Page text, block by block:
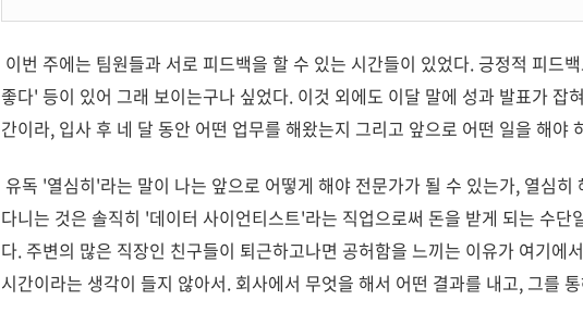
이번 주에는 팀원들과 서로 피드백을 할 수 있는 시간들이 있었다. 긍정적 피드
좋다' 등이 있어 그래 보이는구나 싶었다. 이것 외에도 이달 말에 성과 발표가
간이라, 입사 후 네 달 동안 어떤 업무를 해왔는지 그리고 앞으로 어떤 일을 해야
유독 '열심히'라는 말이 나는 앞으로 어떻게 해야 전문가가 될 수 있는가, 열심
다니는 것은 솔직히 '데이터 사이언티스트'라는 직업으로써 돈을 받게 되는 수
다. 주변의 많은 직장인 친구들이 퇴근하고나면 공허함을 느끼는 이유가 여기에
시간이라는 생각이 들지 않아서. 회사에서 무엇을 해서 어떤 결과를 내고, 그를